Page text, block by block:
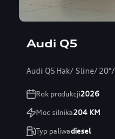
Audi Q5
Audi Q5 Hak/ Sline/
Rok produkcji2026
Moc silnika204KM
Typ paliwadiesel